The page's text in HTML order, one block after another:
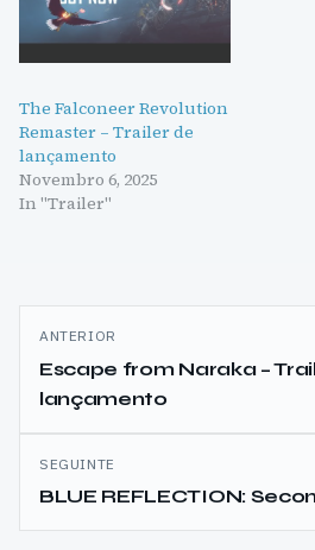
The Falconeer Revolution
Remaster – Trailer de
lançamento
Novembro 6, 2025
In "Trailer"
Navegação
de
artigos
ANTERIOR
Escape from Naraka –
lançamento
SEGUINTE
BLUE REFLECTION: